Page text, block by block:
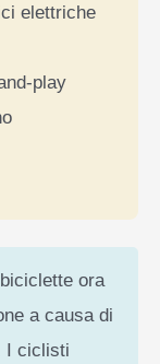
elettriche
play
ora
a causa di
I ciclisti